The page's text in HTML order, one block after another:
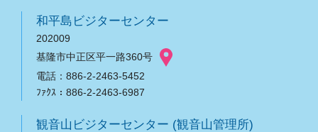
和平島ビジターセンター
202009
基隆市中正区平一路360号
電話：886-2-2463-5452
ﾌｧｸｽ：886-2-2463-6987
観音山ビジターセンター (観音山管理所)